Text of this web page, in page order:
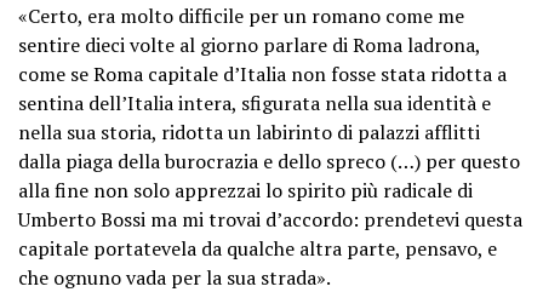
«Certo, era molto difficile per un romano come me
sentire dieci volte al giorno parlare di Roma ladrona,
come se Roma capitale d’Italia non fosse stata ridotta a
sentina dell’Italia intera, sfigurata nella sua identità e
nella sua storia, ridotta un labirinto di palazzi afflitti
dalla piaga della burocrazia e dello spreco (…) per questo
alla fine non solo apprezzai lo spirito più radicale di
Umberto Bossi ma mi trovai d’accordo: prendetevi questa
capitale portatevela da qualche altra parte, pensavo, e
che ognuno vada per la sua strada».